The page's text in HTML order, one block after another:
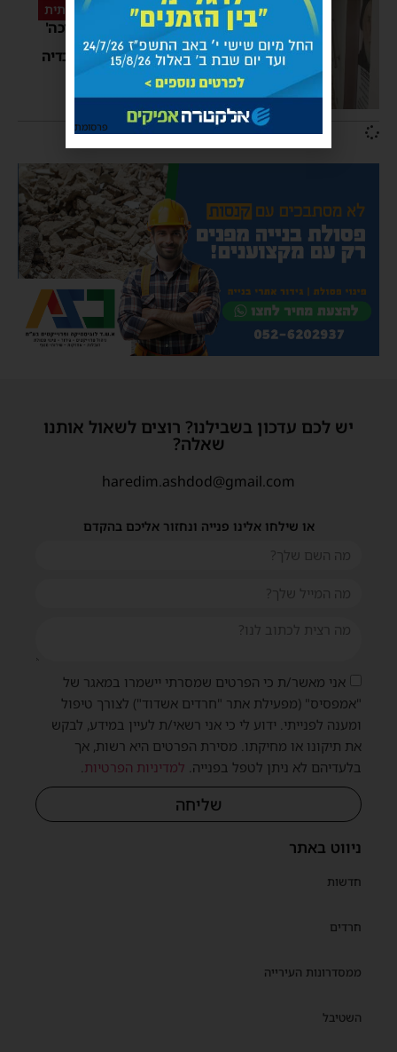
פרסומי ניסא במועצה הדתית
אלפי סדר 'הדלקת נר חנוכה'
צבעוני חולקו ע"י ראש
המועצה הדתית הרב עובדיה
דהן
מנחם דויטש
ניווט באתר
חדשות
חרדים
ממסדרונות העירייה
השטיבל
יש לכם עדכון בשבילנו? רוצים לשאול אותנו
שאלה?
haredim.ashdod@gmail.com
או שילחו אלינו פנייה ונחזור אליכם בהקדם
אני מאשר/ת כי הפרטים שמסרתי יישמרו במאגר של
"אמפסיס" (מפעילת אתר "חרדים אשדוד") לצורך טיפול
ומענה לפנייתי. ידוע לי כי אני רשאי/ת לעיין במידע, לבקש
את תיקונו או מחיקתו. מסירת הפרטים היא רשות, אך
בלעדיהם לא ניתן לטפל בפנייה. למדיניות הפרטיות
שליחה
פרסומת